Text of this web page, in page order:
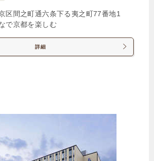
と価格】
【全室禁煙/バスタブ付】デラックス
区間之町通六条下る夷之町77番地1
で京都を楽しむ
詳細